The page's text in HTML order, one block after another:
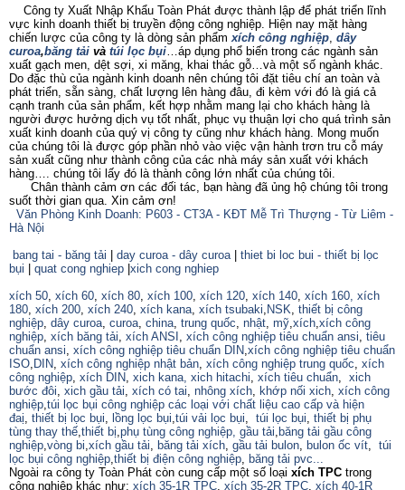
Công ty Xuất Nhập Khẩu Toàn Phát được thành lập để phát triển lĩnh
vực kinh doanh thiết bị truyền động công nghiệp. Hiện nay mặt hàng
chiến lược của công ty là dòng sản phẩm xích công nghiệp, dây
curoa,băng tải và túi lọc bụi…áp dụng phổ biến trong các ngành sản
xuất gạch men, dệt sợi, xi măng, khai thác gỗ…và một số ngành khác.
Do đặc thù của ngành kinh doanh nên chúng tôi đặt tiêu chí an toàn và
phát triển, sẵn sàng, chất lượng lên hàng đâu, đi kèm với đó là giá cả
cạnh tranh của sản phẩm, kết hợp nhằm mang lại cho khách hàng là
người được hưởng dịch vụ tốt nhất, phục vụ thuận lợi cho quá trình sản
xuất kinh doanh của quý vị công ty cũng như khách hàng. Mong muốn
của chúng tôi là được góp phần nhỏ vào việc vận hành trơn tru cỗ máy
sản xuất cũng như thành công của các nhà máy sản xuất với khách
hàng…. chúng tôi lấy đó là thành công lớn nhất của chúng tôi.
Chân thành cảm ơn các đối tác, bạn hàng đã ủng hộ chúng tôi trong
suốt thời gian qua. Xin cảm ơn!
Văn Phòng Kinh Doanh: P603 - CT3A - KĐT Mễ Trì Thượng - Từ Liêm -
Hà Nội
bang tai - băng tải
day curoa - dây curoa| thiet bi loc bui - thiết bị lọc
bụi
quat cong nghiep xich cong nghiep
xích 50, xích 60, xích 80, xích 100, xích 120, xích 140, xích 160, xích
180, xích 200, xích 240, xích kana, xích tsubaki, NSK, thiết bị công
nghiệp, dây curoa, curoa, china, trung quốc, nhật, mỹ,xích,xích công
nghiệp, xích băng tải, xích ANSI , xích công nghiệp tiêu chuẩn ansi, tiêu
chuẩn ansi, xích công nghiệp tiêu chuẩn DIN,xích công nghiệp tiêu chuẩn
ISO, DIN, xích công nghiệp nhật bản, xích công nghiệp trung quốc, xích
công nghiệp, xích DIN, xich kana, xich hitachi, xích tiêu chuẩn, xich
bước đôi, xich gầu tải, xích có tai, nhông xích, khớp nối xich, xích công
nghiệp,túi lọc bụi công nghiệp các loại với chất liệu cao cấp và hiện
đaị, thiết bị lọc bụi, lồng lọc bụi,túi vải lọc bụi, túi lọc bụi, thiết bị phụ
tùng thay thế,thiết bị,phụ tùng công nghiệp, gầu tải, băng tải gầu công
nghiệp,vòng bi,xích gầu tải, băng tải xích, gầu tải bulon, bulon ốc vít, túi
lọc bụi công nghiệp,thiết bị điện công nghiệp, băng tải pvc...
Ngoài ra công ty Toàn Phát còn cung cấp một số loại xích TPC trong
công nghiệp khác như: xích 35-1R TPC, xích 35-2R TPC, xích 40-1R